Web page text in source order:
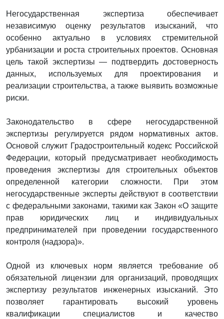
Негосударственная экспертиза обеспечивает
независимую оценку результатов изысканий, что
особенно актуально в условиях стремительной
урбанизации и роста строительных проектов. Основная
цель такой экспертизы — подтвердить достоверность
данных, используемых для проектирования и
реализации строительства, а также выявить возможные
риски.
Законодательство в сфере негосударственной
экспертизы регулируется рядом нормативных актов.
Основой служит Градостроительный кодекс Российской
Федерации, который предусматривает необходимость
проведения экспертизы для строительных объектов
определенной категории сложности. При этом
негосударственные эксперты действуют в соответствии
с федеральными законами, такими как Закон «О защите
прав юридических лиц и индивидуальных
предпринимателей при проведении государственного
контроля (надзора)».
Одной из ключевых норм является требование об
обязательной лицензии для организаций, проводящих
экспертизу результатов инженерных изысканий. Это
позволяет гарантировать высокий уровень
квалификации специалистов и качество